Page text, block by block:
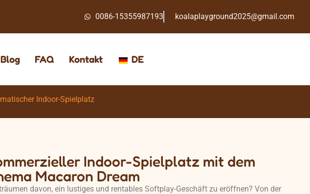
0086-15355987193 koalaplayground2025@gmail.com
Blog FAQ Kontakt DE
Indoor-Spielplatz
Indoor-Spielplatz mit dem
Macaron Dream
davon, ein lustiges und rentables Softplay-Geschäft zu eröffnen? Von der